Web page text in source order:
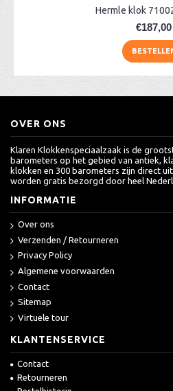
Hermle klok
€187,00
OVER ONS
Klaren Klokkenspeciaalzaak is de
barometers op het gebied van antiek,
klokken en 300 barometers zijn direct
worden gratis bezorgd door heel
INFORMATIE
Over ons
Verzenden / Retourneren
Privacy Policy
Algemene voorwaarden
Contact
Sitemap
Virtuele tour
KLANTENSERVICE
Contact
Retourneren